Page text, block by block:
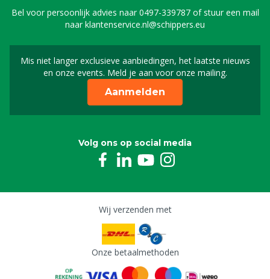
J-haak biggenkom kunststof, 8 mm
8805399
M1505533
Veer biggenkom kunststof
M1505536
J-haak biggenkom kunststof, 8 mm
Bel voor persoonlijk advies naar0497-339787of stuur een mail
naarklantenservice.nl@schippers.eu
Mis niet langer exclusieve aanbiedingen, het laatste nieuws
en onze events. Meld je aan voor onze mailing.
Schrijf je in voor onze
Aanmelden
Volg ons op social media
Wij verzenden met
Onze betaalmethoden